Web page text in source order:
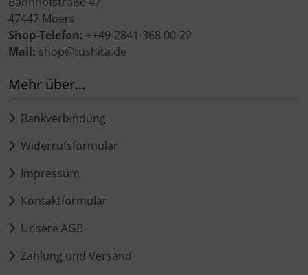
47447 Moers
Shop-Telefon: ++49-2841-368 00-22
Mail: shop@tushita.de
Mehr über...
Bankverbindung
Widerrufsformular
Impressum
Kontaktformular
Unsere AGB
Zahlung und Versand